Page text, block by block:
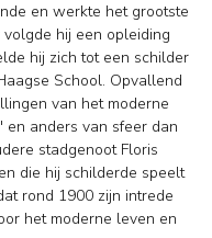
en werkte het grootste
hij een opleiding
hij zich tot een schilder
School. Opvallend
van het moderne
anders van sfeer dan
stadgenoot Floris
die hij schilderde speelt
rond 1900 zijn intrede